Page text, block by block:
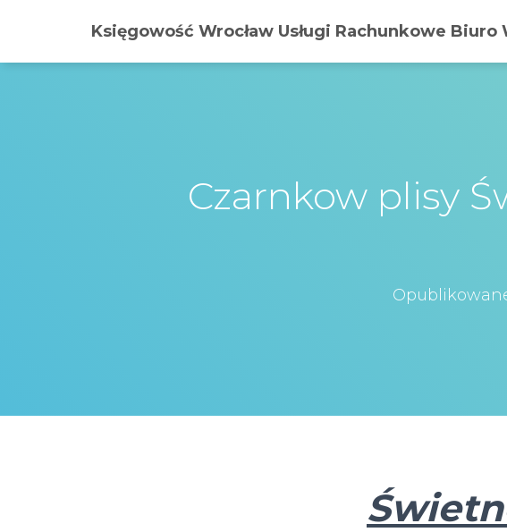
Księgowość Wrocław Usługi Rachunkowe Biuro
Czarnkow plisy